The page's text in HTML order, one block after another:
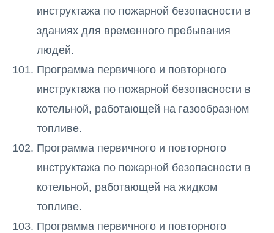
инструктажа по пожарной безопасности в
зданиях для временного пребывания
людей.
Программа первичного и повторного
инструктажа по пожарной безопасности в
котельной, работающей на газообразном
топливе.
Программа первичного и повторного
инструктажа по пожарной безопасности в
котельной, работающей на жидком
топливе.
Программа первичного и повторного